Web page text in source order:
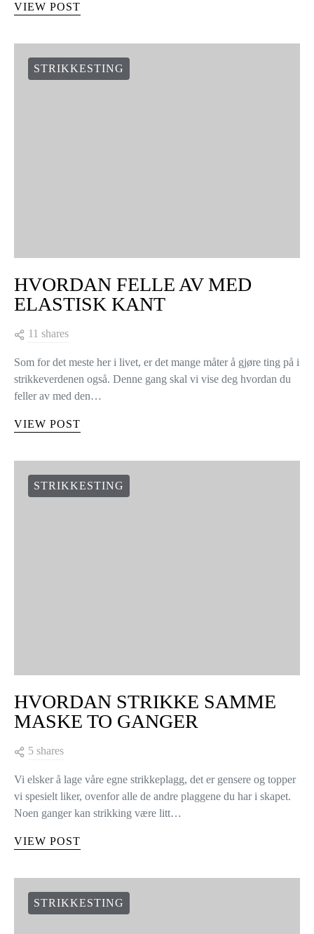
VIEW POST
STRIKKESTING
HVORDAN FELLE AV MED
ELASTISK KANT
11 shares
Som for det meste her i livet, er det mange måter å gjøre ting på i
strikkeverdenen også. Denne gang skal vi vise deg hvordan du
feller av med den…
VIEW POST
STRIKKESTING
HVORDAN STRIKKE SAMME
MASKE TO GANGER
5 shares
Vi elsker å lage våre egne strikkeplagg, det er gensere og topper
vi spesielt liker, ovenfor alle de andre plaggene du har i skapet.
Noen ganger kan strikking være litt…
VIEW POST
STRIKKESTING